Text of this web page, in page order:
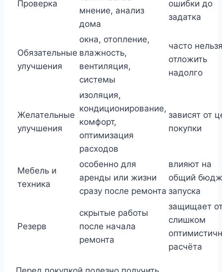
Проверка
мнение, анализ
дома
ошибки до
задатка
Обязательные
улучшения
окна, отопление,
влажность,
вентиляция,
системы
часто
отложить
надолго
Желательные
улучшения
изоляция,
кондиционирование,
комфорт,
оптимизация
расходов
зависят от
покупки
Мебель и
техника
особенно для
аренды или жизни
сразу после ремонта
влияют на
общий
запуска
Резерв
скрытые работы
после начала
ремонта
защищает
слишком
расчёта